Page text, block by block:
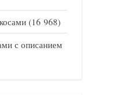
(16 968)
с описанием